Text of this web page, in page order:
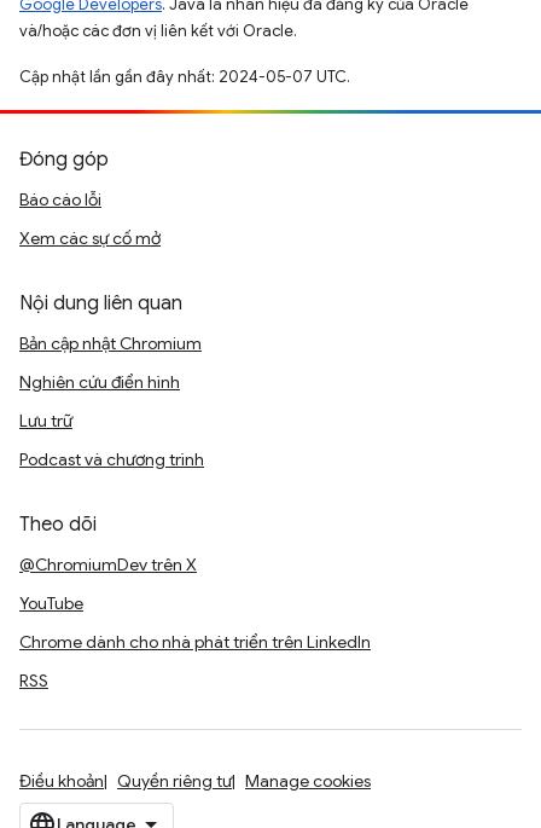
Google Developers. Java là nhãn hiệu đã đăng ký của Oracle
và/hoặc các đơn vị liên kết với Oracle.
Cập nhật lần gần đây nhất: 2024-05-07 UTC.
Đóng góp
Báo cáo lỗi
Xem các sự cố mở
Nội dung liên quan
Bản cập nhật Chromium
Nghiên cứu điển hình
Lưu trữ
Podcast và chương trình
Theo dõi
@ChromiumDev trên X
YouTube
Chrome dành cho nhà phát triển trên LinkedIn
RSS
Điều khoản Quyền riêng tư Manage cookies